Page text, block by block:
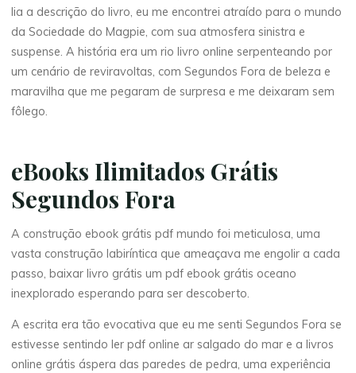
lia a descrição do livro, eu me encontrei atraído para o mundo
da Sociedade do Magpie, com sua atmosfera sinistra e
suspense. A história era um rio livro online serpenteando por
um cenário de reviravoltas, com Segundos Fora de beleza e
maravilha que me pegaram de surpresa e me deixaram sem
fôlego.
eBooks Ilimitados Grátis
Segundos Fora
A construção ebook grátis pdf mundo foi meticulosa, uma
vasta construção labiríntica que ameaçava me engolir a cada
passo, baixar livro grátis um pdf ebook grátis oceano
inexplorado esperando para ser descoberto.
A escrita era tão evocativa que eu me senti Segundos Fora se
estivesse sentindo ler pdf online ar salgado do mar e a livros
online grátis áspera das paredes de pedra, uma experiência